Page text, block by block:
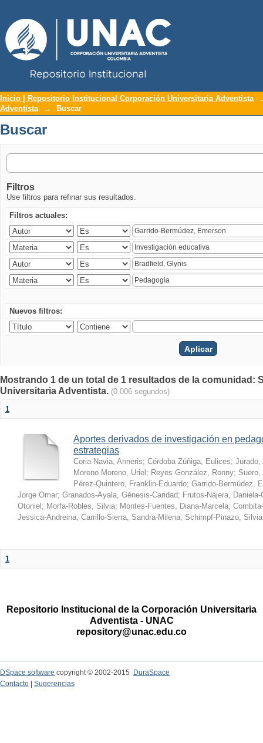
Buscar
Inicio | Repositorio Institucional Corporación Universitaria Adventista
Adventista
→ Buscar
Buscar
Filtros
Use filtros para refinar sus resultados.
Filtros actuales:
Nuevos filtros:
Mostrando 1 de un total de 1 resultados de la comunidad:
Universitaria Adventista. (0.006 segundos)
1
Aportes derivados de investigación en
estrategias
Coria-Navia, Anneris; Córdoba Zúñiga, Eulices; Jurado,
Moreno Moreno, Uriel ; Reyes González, Ronny; Suero,
Pérez-Quintero, Franklin-Eduardo; Garrido-Bermúdez,
Jorge Omar; Granados-Ayala, Génesis-Caridad; Frutos-Nájera, Daniela-
Otoniel ; Morfa-Robles, Silvia; Montes-Fuentes, Diana-Marcela;
Jessica-Andreina; Carrillo-Sierra, Sandra-Milena; Schimpf-Pinazo,
1
Repositorio Institucional de la Corporación Universitaria
Adventista - UNAC
repository@unac.edu.co
DSpace software copyright © 2002-2015
DuraSpace
Contacto
Sugerencias